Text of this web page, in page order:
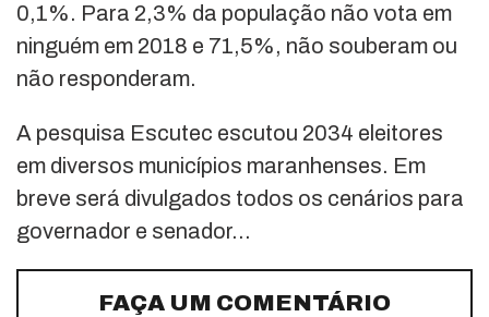
0,1%. Para 2,3% da população não vota em
ninguém em 2018 e 71,5%, não souberam ou
não responderam.
A pesquisa Escutec escutou 2034 eleitores
em diversos municípios maranhenses. Em
breve será divulgados todos os cenários para
governador e senador…
FAÇA UM COMENTÁRIO